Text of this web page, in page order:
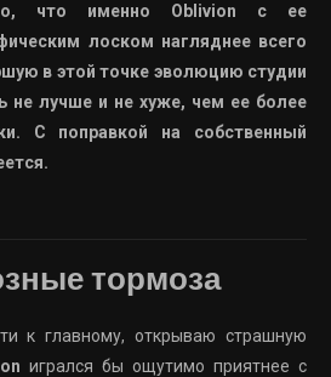
что именно Oblivion с ее
лоском нагляднее всего
в этой точке эволюцию студии
не лучше и не хуже, чем ее более
С поправкой на собственный
тормоза
к главному, открываю страшную
игрался бы ощутимо приятнее с